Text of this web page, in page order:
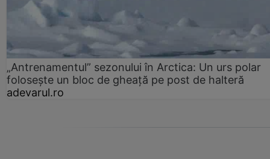
„Antrenamentul” sezonului în Arctica: Un urs polar
folosește un bloc de gheață pe post de halteră
adevarul.ro